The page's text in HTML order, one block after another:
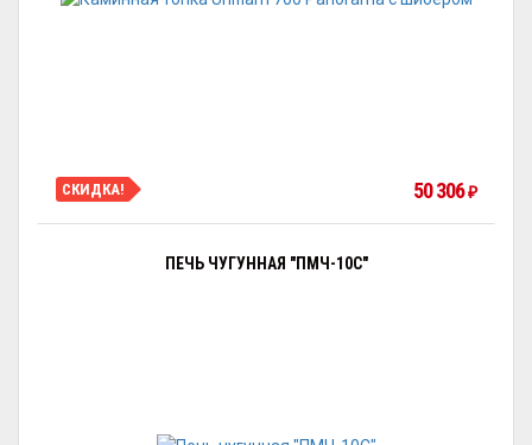
СКИДКА! 50 306₽
ПЕЧЬ ЧУГУННАЯ "ПМЧ-10С"